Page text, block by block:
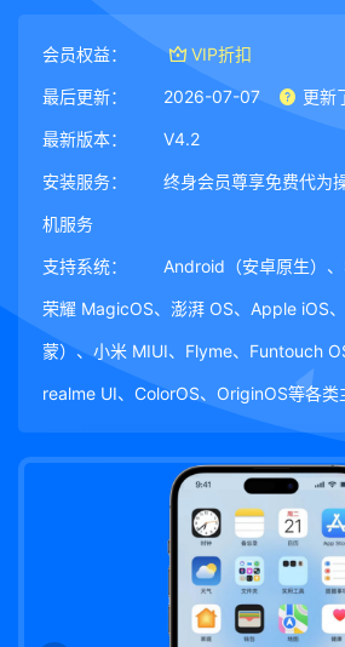
会员权益： VIP折扣
最后更新： 2026-07-07 更新
最新版本： V4.2
安装服务： 终身会员尊享免费代为
机服务
支持系统： Android（安卓原生）
荣耀 MagicOS、澎湃 OS、Apple iOS
蒙）、小米 MIUI、Flyme、Funtouch
realme UI、ColorOS、OriginOS等各类